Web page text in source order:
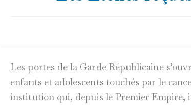
Les portes de la Garde Républicaine
enfants et adolescents touchés par le
institution qui, depuis le Premier Empire,